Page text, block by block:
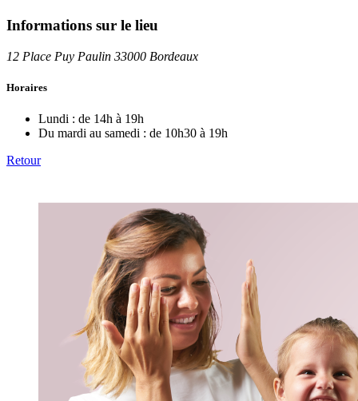
Informations sur le lieu
12 Place Puy Paulin 33000 Bordeaux
Horaires
Lundi : de 14h à 19h
Du mardi au samedi : de 10h30 à 19h
Retour